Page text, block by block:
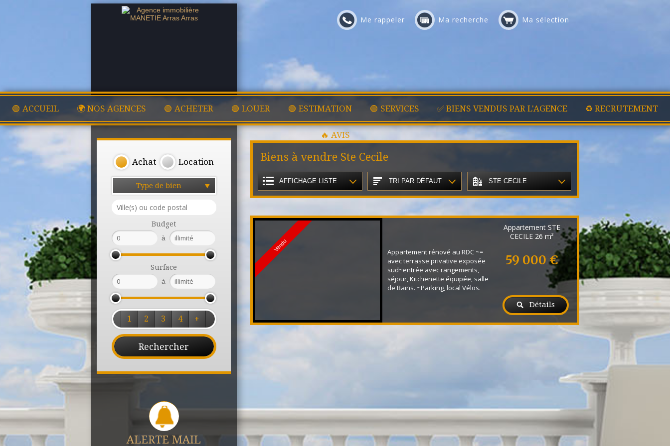
Me rappeler Ma recherche Ma sélection
🟢 ACCUEIL 🌍 NOS AGENCES 🟢 ACHETER 🟢 LOUER 🟢 ESTIMATION 🟢 SERVICES ✅ BIENS VENDUS PAR L'AGENCE ♻️ RECRUTEMENT
🔥 AVIS
Achat Location
Type de bien
Budget
à
Surface
à
1 2 3 4 +
ALERTE MAIL
Biens à vendre Ste Cecile
AFFICHAGE LISTE TRI PAR DÉFAUT STE CECILE
Vendu
Appartement rénové au RDC ~=
avec terrasse privative exposée
sud~entrée avec rangements,
séjour, Kitchenette équipée, salle
de Bains. ~Parking, local Vélos.
Appartement STE
CECILE 26 m²
59 000 €
Détails